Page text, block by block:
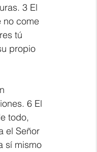
1 John/1 Juan
3 El
no come
tú
propio
6 El
todo,
el Señor
sí mismo